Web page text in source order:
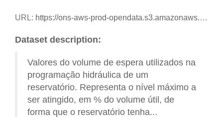
URL: https://ons-aws-prod-opendata.s3.amazonaws.com/dataset/res_volumeespera/RES_VOLUMEESPERA_2027.csv
Dataset description:
Valores do volume de espera utilizados na
programação hidráulica de um
reservatório. Representa o nível máximo a
ser atingido, em % do volume útil, de
forma que o reservatório tenha...